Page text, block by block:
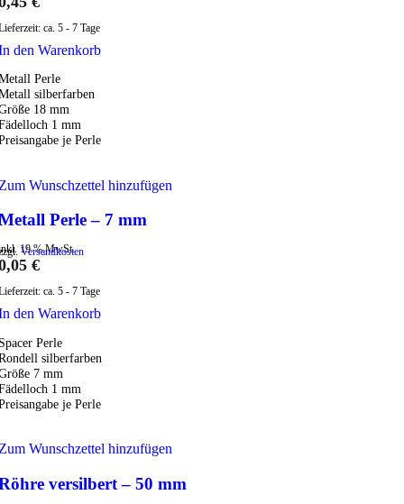
ca. 5 - 7 Tage
den Warenkorb
Perle
silberfarben
18 mm
1 mm
je Perle
Wunschzettel hinzufügen
Perle – 7 mm
19 % MwSt.
Versandkosten
€
ca. 5 - 7 Tage
den Warenkorb
Perle
silberfarben
7 mm
1 mm
je Perle
Wunschzettel hinzufügen
versilbert – 50 mm